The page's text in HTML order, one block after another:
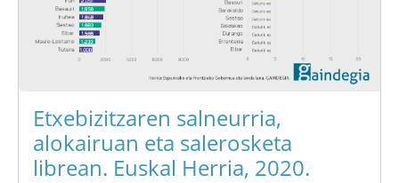
Etxebizitzaren salneurria,
alokairuan eta salerosketa
librean. Euskal Herria, 2020.